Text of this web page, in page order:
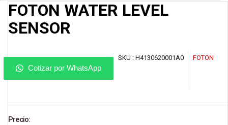
FOTON WATER LEVEL
SENSOR
Cotizar por WhatsApp
SKU : H4130620001A0 FOTON
Precio: